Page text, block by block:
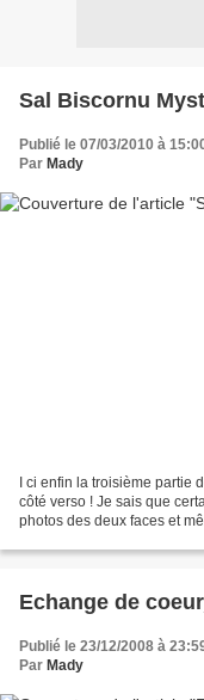
Sal Biscornu
Publié le 07/03/2010 à
Par Mady
I ci enfin la troisième partie
côté verso ! Je sais que
photos des deux faces et
Echange de
Publié le 23/12/2008 à
Par Mady